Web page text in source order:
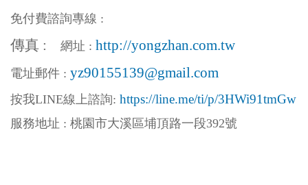
免付費諮詢專線 :
傳真 : 網址 : http://yongzhan.com.tw
電址郵件 : yz90155139@gmail.com
按我LINE線上諮詢: https://line.me/ti/p/3HWi91tmGw
服務地址 : 桃園市大溪區埔頂路一段392號